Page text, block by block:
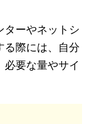
ターやネットシ
る際には、自分
要な量やサイ